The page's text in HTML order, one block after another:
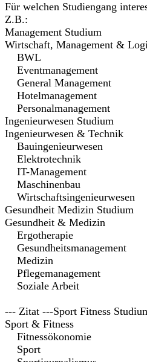
Für welchen Studiengang
Z.B.:
Management Studium
Wirtschaft, Management &
BWL
Eventmanagement
General Management
Hotelmanagement
Personalmanagement
Ingenieurwesen Studium
Ingenieurwesen & Technik
Bauingenieurwesen
Elektrotechnik
IT-Management
Maschinenbau
Wirtschaftsingenieurwesen
Gesundheit Medizin Studium
Gesundheit & Medizin
Ergotherapie
Gesundheitsmanagement
Medizin
Pflegemanagement
Soziale Arbeit
--- Zitat ---Sport Fitness
Sport & Fitness
Fitnessökonomie
Sport